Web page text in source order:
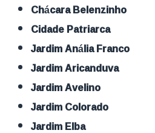
Chácara Belenzinho
Cidade Patriarca
Jardim Anália Franco
Jardim Aricanduva
Jardim Avelino
Jardim Colorado
Jardim Elba